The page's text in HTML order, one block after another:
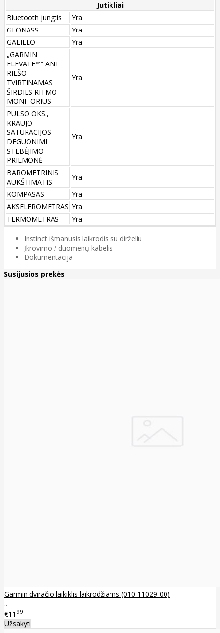
Jutikliai
Bluetooth jungtis
Yra
GLONASS
Yra
GALILEO
Yra
„GARMIN
ELEVATE™“ ANT
RIEŠO
TVIRTINAMAS
ŠIRDIES RITMO
MONITORIUS
Yra
PULSO OKS.,
KRAUJO
SATURACIJOS
DEGUONIMI
STEBĖJIMO
PRIEMONĖ
Yra
BAROMETRINIS
AUKŠTIMATIS
Yra
KOMPASAS
Yra
AKSELEROMETRAS Yra
TERMOMETRAS
Yra
Instinct išmanusis laikrodis su dirželiu
Įkrovimo / duomenų kabelis
Dokumentacija
Susijusios prekės
Garmin dviračio laikiklis laikrodžiams (010-11029-00)
..
€11 99
Užsakyti